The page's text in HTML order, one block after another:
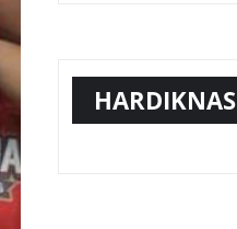
HARDIKNAS